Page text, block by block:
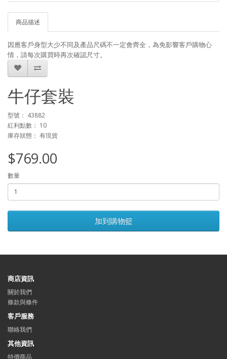
商品描述
因應客戶身型大少不同及產品尺碼不一定會齊全，為免影響客戶購物心
情，請每次購買時再次確認尺寸。
牛仔套裝
型號： 43882
紅利點數： 10
庫存狀態： 有現貨
$769.00
數量
加到購物籃
商店資訊
關於我們
條款與條件
客戶服務
聯絡我們
其他資訊
特價商品